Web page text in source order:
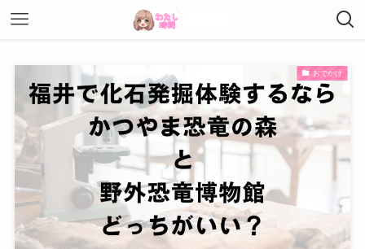
おでかけ